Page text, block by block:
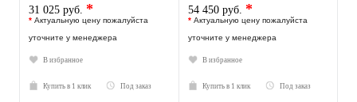
31 025 руб. *
* Актуальную цену пожалуйста
уточните у менеджера
В избранное
Купить в 1 клик Под заказ
54 450 руб. *
* Актуальную цену пожалуйста
уточните у менеджера
В избранное
Купить в 1 клик Под заказ